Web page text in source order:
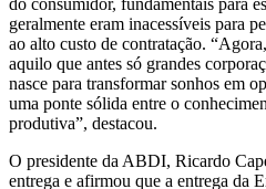
do consumidor, fundamentais para
geralmente eram inacessíveis para
ao alto custo de contratação.
aquilo que antes só grandes
nasce para transformar sonhos em
uma ponte sólida entre o
produtiva”, destacou.
O presidente da ABDI, Ricardo
entrega e afirmou que a entrega da